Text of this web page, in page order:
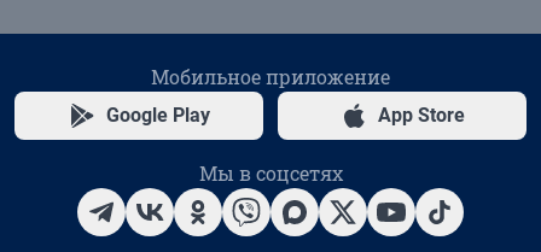
Мобильное приложение
Google Play App Store
Мы в соцсетях